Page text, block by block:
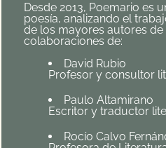
Desde 2013, Poemario es
poesía, analizando el
de los mayores autores de
colaboraciones de:
David Rubio
Profesor y consultor
Paulo Altamirano
Escritor y traductor
Rocío Calvo